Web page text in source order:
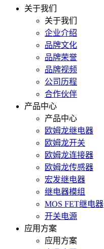
关于我们
关于我们
企业介绍
品牌文化
品牌荣誉
品牌视频
公司历程
合作伙伴
产品中心
产品中心
欧姆龙继电器
欧姆龙开关
欧姆龙连接器
欧姆龙传感器
宏发继电器
继电器模组
MOS FET继电器
开关电源
应用方案
应用方案